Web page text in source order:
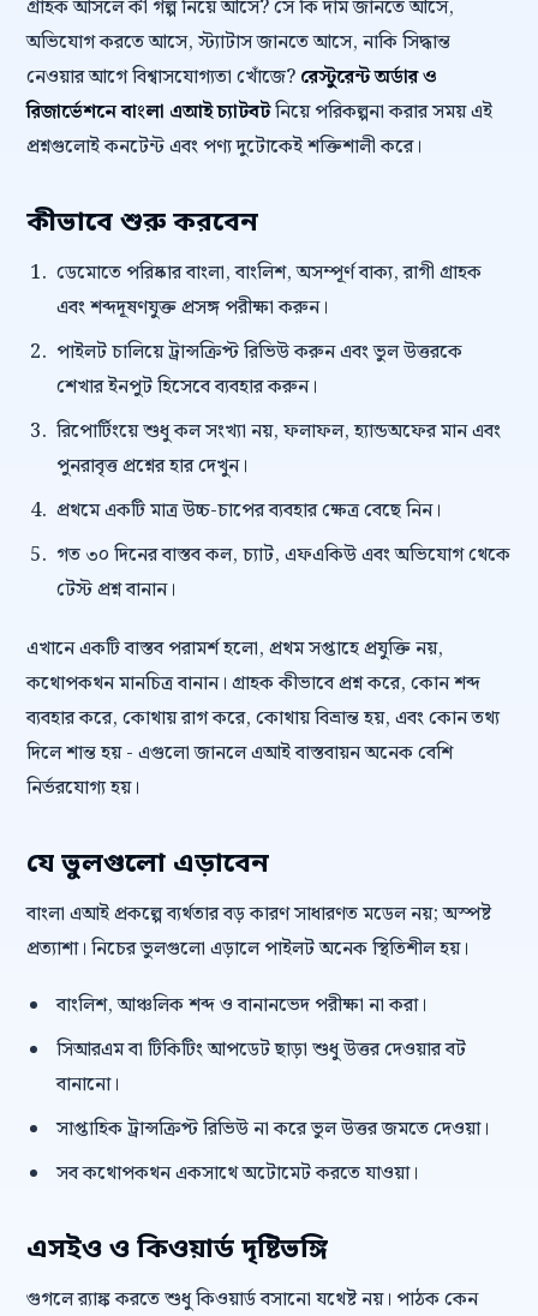
গ্রাহক আসলে কী গল্প নিয়ে আসে? সে কি দাম জানতে আসে,
অভিযোগ করতে আসে, স্ট্যাটাস জানতে আসে, নাকি সিদ্ধান্ত
নেওয়ার আগে বিশ্বাসযোগ্যতা খোঁজে? রেস্টুরেন্ট অর্ডার ও
রিজার্ভেশনে বাংলা এআই চ্যাটবটনিয়ে পরিকল্পনা করার সময় এই
প্রশ্নগুলোই কনটেন্ট এবং পণ্য দুটোকেই শক্তিশালী করে।
কীভাবে শুরু করবেন
ডেমোতে পরিষ্কার বাংলা, বাংলিশ, অসম্পূর্ণ বাক্য, রাগী গ্রাহক
এবং শব্দদূষণযুক্ত প্রসঙ্গ পরীক্ষা করুন।
পাইলট চালিয়ে ট্রান্সক্রিপ্ট রিভিউ করুন এবং ভুল উত্তরকে
শেখার ইনপুট হিসেবে ব্যবহার করুন।
রিপোর্টিংয়ে শুধু কল সংখ্যা নয়, ফলাফল, হ্যান্ডঅফের মান এবং
পুনরাবৃত্ত প্রশ্নের হার দেখুন।
প্রথমে একটি মাত্র উচ্চ-চাপের ব্যবহার ক্ষেত্র বেছে নিন।
গত ৩০ দিনের বাস্তব কল, চ্যাট, এফএকিউ এবং অভিযোগ থেকে
টেস্ট প্রশ্ন বানান।
এখানে একটি বাস্তব পরামর্শ হলো, প্রথম সপ্তাহে প্রযুক্তি নয়,
কথোপকথন মানচিত্র বানান। গ্রাহক কীভাবে প্রশ্ন করে, কোন শব্দ
ব্যবহার করে, কোথায় রাগ করে, কোথায় বিভ্রান্ত হয়, এবং কোন তথ্য
দিলে শান্ত হয় - এগুলো জানলে এআই বাস্তবায়ন অনেক বেশি
নির্ভরযোগ্য হয়।
যে ভুলগুলো এড়াবেন
বাংলা এআই প্রকল্পে ব্যর্থতার বড় কারণ সাধারণত মডেল নয়; অস্পষ্ট
প্রত্যাশা। নিচের ভুলগুলো এড়ালে পাইলট অনেক স্থিতিশীল হয়।
বাংলিশ, আঞ্চলিক শব্দ ও বানানভেদ পরীক্ষা না করা।
সিআরএম বা টিকিটিং আপডেট ছাড়া শুধু উত্তর দেওয়ার বট
বানানো।
সাপ্তাহিক ট্রান্সক্রিপ্ট রিভিউ না করে ভুল উত্তর জমতে দেওয়া।
সব কথোপকথন একসাথে অটোমেট করতে যাওয়া।
এসইও ও কিওয়ার্ড দৃষ্টিভঙ্গি
গুগলে র‍্যাঙ্ক করতে শুধু কিওয়ার্ড বসানো যথেষ্ট নয়। পাঠক কেন